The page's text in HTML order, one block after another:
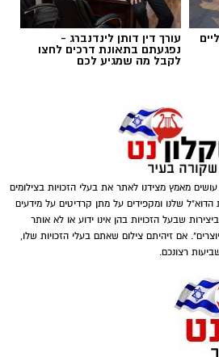
כסף במזומן, המחאות וציוד
החשד, להפעלת המקום.
לחקירה מפעילת המקום,
נוספים שנכחו
של בלשי יחידת יל"פ
בעיר, זוהה רכב ובו
ביצעו מעקב אחר הרכב,
אותו לבדיקת יושביו.
בתיק שנשא אחד החשודים
עורך דין דותן לינדנברג -
נפגעתם בתאונת דרכים לחצו
לקבל מה שמגיע לכם
מאמץ מצידנו לאתר את בעלי הזכויות בצילומים
שלנו ומקפידים על מתן קרדיטים על מידעים
שבעל הזכויות בהן אינו ידוע או לא אותר
זכויות יוצרים". אם זיהיתם צילום שאתם בעלי הזכויות שלו,
רצונכם.